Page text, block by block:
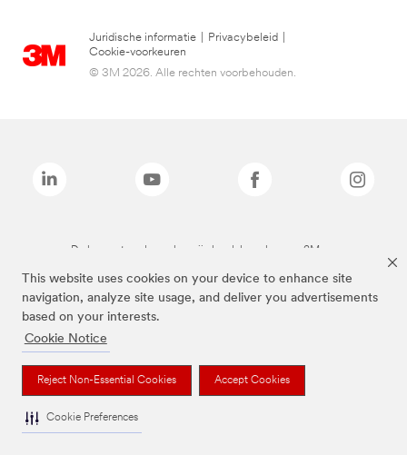
This website uses cookies on your device to enhance site
navigation, analyze site usage, and deliver you advertisements
based on your interests.
Cookie Notice
Reject Non-Essential Cookies Accept Cookies
Cookie Preferences
Juridische informatie Privacybeleid
Cookie-voorkeuren
© 3M 2026. Alle rechten voorbehouden.
De bovenstaande merken zijn handelsmerken van 3M.we